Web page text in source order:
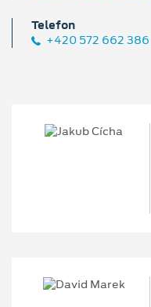
Telefon
+420 572 662 386